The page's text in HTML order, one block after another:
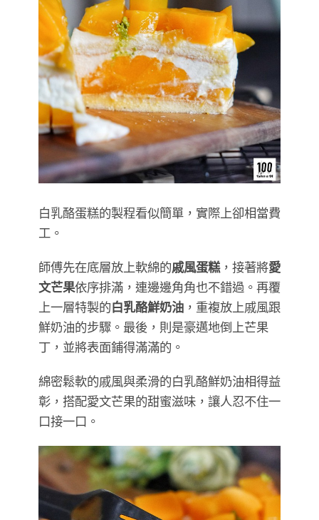
白乳酪蛋糕的製程看似簡單，實際上卻相當費
工。
師傅先在底層放上軟綿的戚風蛋糕，接著將愛
文芒果依序排滿，連邊邊角角也不錯過。再覆
上一層特製的白乳酪鮮奶油 ，重複放上戚風跟
鮮奶油的步驟。最後，則是豪邁地倒上芒果
丁，並將表面鋪得滿滿的。
綿密鬆軟的戚風與柔滑的白乳酪鮮奶油相得益
彰，搭配愛文芒果的甜蜜滋味，讓人忍不住一
口接一口。